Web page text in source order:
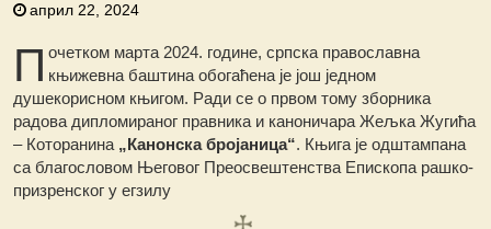
април 22, 2024
П очетком марта 2024. године, српска православна
књижевна баштина обогаћена је још једном
душекорисном књигом. Ради се о првом тому зборника
радова дипломираног правника и каноничара Жељка Жугића
– Которанина „Канонска бројаница“. Књига је одштампана
са благословом Његовог Преосвештенства Епископа рашко-
призренског у егзилу